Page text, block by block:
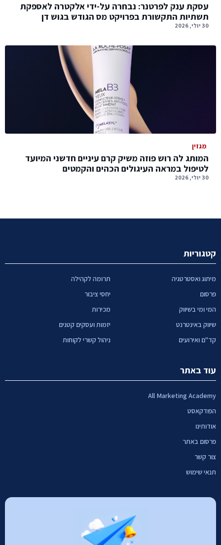
עסקת ענק לפרטנר: נבחרה על-ידי אלקטרה לאספקת
תשתיות התקשורת בפרויקט מס הגודש בגוש דן
30 יולי, 2026
מגזין
המותג לה רוש פוזה משיק קרם עיניים חדשני המיועד
לטיפול במראה העיגולים הכהים והקמטים
30 יולי, 2026
קטגוריות
מיתוג ואסטרטגיה
פרסום
המי ומי בשיווק
שיווק באינטרנט
קד"ם ואירועים
תרומה לקהילה
יחסי ציבור
מכירות
יזמות ועסקים קטנים
ניהול קשרי לקוחות
עוד באתר
All Marketing Academy
הפודקאסט
אודותינו
פרסום באתר
צור קשר
תנאי שימוש